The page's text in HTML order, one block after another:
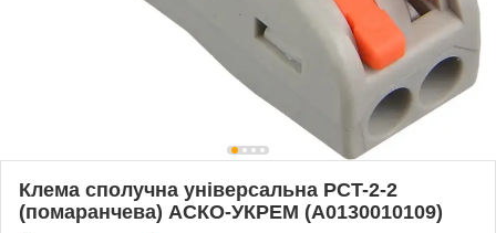
Клема сполучна універсальна PCT-2-2
(помаранчева) АСКО-УКРЕМ (A0130010109)